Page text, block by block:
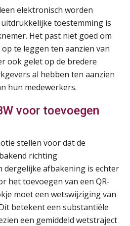
elektronisch worden
toestemming is
Het past niet goed om
te leggen ten aanzien van
ook gelet op de bredere
al hebben ten aanzien
hun medewerkers.
voor toevoegen
stellen voor dat de
richting
dergelijke afbakening is echter
het toevoegen van een QR-
moet een wetswijziging van
betekent een substantiële
een gemiddeld wetstraject
Praehep
Praktijkdiploma Loonadministratie (PDL®)
Praehep
Cursus Van salarisadministrateur naar beloningsadviseur (basis)
Online cursus Wwft voor salarisadministrateurs (inclusief praktijkmodellen)
Online Excel training voor de salarisadministrateur (verdieping)